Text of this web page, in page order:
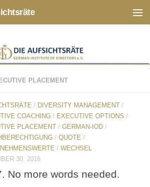
PLACEMENT
/ DIVERSITY MANAGEMENT /
COACHING / EXECUTIVE OPTIONS /
PLACEMENT / GERMAN-IOD /
/ QUOTE /
/ WECHSEL
30, 2016
No more words needed.